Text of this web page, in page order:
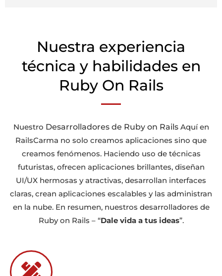
Nuestra experiencia
técnica y habilidades en
Ruby On Rails
Nuestro Desarrolladores de Ruby on RailsAquí en
RailsCarma no solo creamos aplicaciones sino que
creamos fenómenos. Haciendo uso de técnicas
futuristas, ofrecen aplicaciones brillantes, diseñan
UI/UX hermosas y atractivas, desarrollan interfaces
claras, crean aplicaciones escalables y las administran
en la nube. En resumen, nuestros desarrolladores de
Ruby on Rails – “Dale vida a tus ideas”.